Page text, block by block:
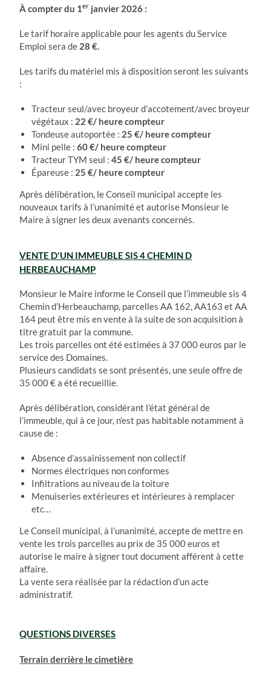
À compter du 1er janvier 2026 :
Le tarif horaire applicable pour les agents du Service
Emploi sera de 28 €.
Les tarifs du matériel mis à disposition seront les suivants
:
Tracteur seul/avec broyeur d’accotement/avec broyeur
végétaux : 22 €/ heure compteur
Tondeuse autoportée : 25 €/ heure compteur
Mini pelle :60 €/ heure compteur
Tracteur TYM seul :45 €/ heure compteur
Épareuse : 25 €/ heure compteur
Après délibération, le Conseil municipal accepte les
nouveaux tarifs à l’unanimité et autorise Monsieur le
Maire à signer les deux avenants concernés.
VENTE D'UN IMMEUBLE SIS 4 CHEMIN D
HERBEAUCHAMP
Monsieur le Maire informe le Conseil que l’immeuble sis 4
Chemin d’Herbeauchamp, parcelles AA 162, AA163 et AA
164 peut être mis en vente à la suite de son acquisition à
titre gratuit par la commune.
Les trois parcelles ont été estimées à 37 000 euros par le
service des Domaines.
Plusieurs candidats se sont présentés, une seule offre de
35 000 € a été recueillie.
Après délibération, considérant l’état général de
l’immeuble, qui à ce jour, n’est pas habitable notamment à
cause de :
Absence d’assainissement non collectif
Normes électriques non conformes
Infiltrations au niveau de la toiture
Menuiseries extérieures et intérieures à remplacer
etc…
Le Conseil municipal, à l’unanimité, accepte de mettre en
vente les trois parcelles au prix de 35 000 euros et
autorise le maire à signer tout document afférent à cette
affaire.
La vente sera réalisée par la rédaction d’un acte
administratif.
QUESTIONS DIVERSES
Terrain derrière le cimetière